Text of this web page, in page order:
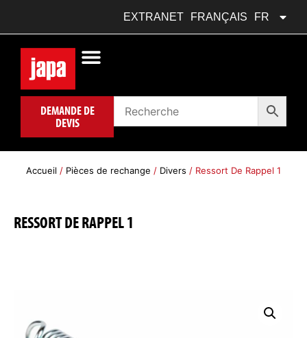
FRANÇAIS FR
POLSKI
PL
EXTRANET
DEMANDE DE
DEVIS
Accueil / Pièces de rechange / Divers / Ressort De Rappel 1
RESSORT DE RAPPEL 1